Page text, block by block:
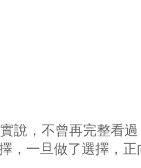
說，不曾再完整看過
，一旦做了選擇，正